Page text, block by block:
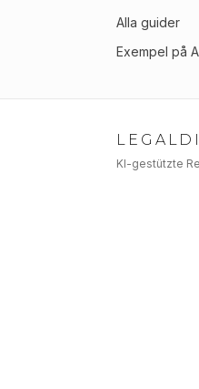
Alla guider
Exempel på
KI-gestützte